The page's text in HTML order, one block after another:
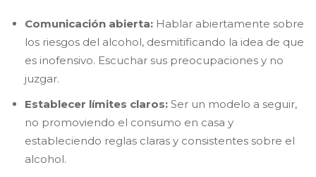
Comunicación abierta: Hablar abiertamente sobre
los riesgos del alcohol, desmitificando la idea de que
es inofensivo. Escuchar sus preocupaciones y no
juzgar.
Establecer límites claros: Ser un modelo a seguir,
no promoviendo el consumo en casa y
estableciendo reglas claras y consistentes sobre el
alcohol.